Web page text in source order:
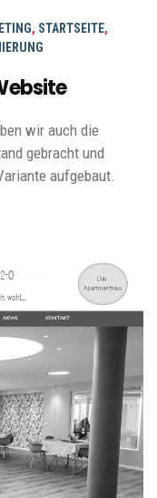
, STARTSEITE,
wir auch die
gebracht und
aufgebaut.